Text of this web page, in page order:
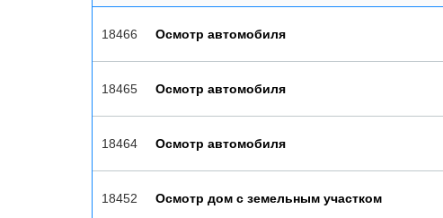
18466 Осмотр автомобиля
18465 Осмотр автомобиля
18464 Осмотр автомобиля
18452 Осмотр дом с земельным участком